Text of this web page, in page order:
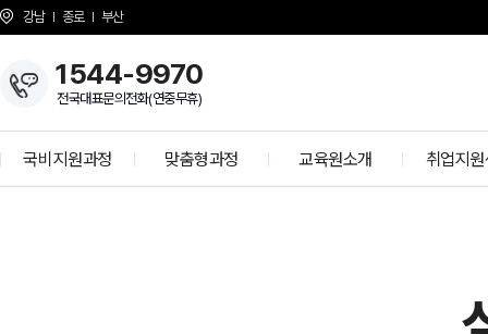
강남 종로 부산
1544-9970
전국대표문의전화(연중무휴)
선배와의
국비지원과정 맞춤형과정 교육원소개 취업지